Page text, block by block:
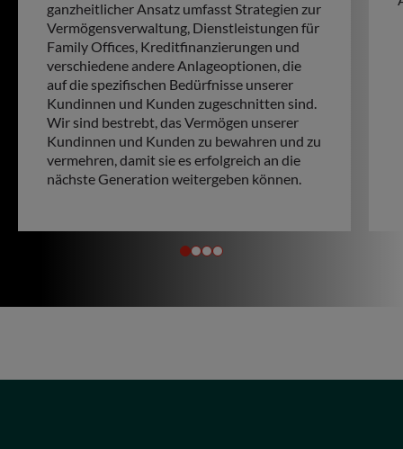
ganzheitlicher Ansatz umfasst Strategien zur
Vermögensverwaltung, Dienstleistungen für
Family Offices, Kreditfinanzierungen und
verschiedene andere Anlageoptionen, die
auf die spezifischen Bedürfnisse unserer
Kundinnen und Kunden zugeschnitten sind.
Wir sind bestrebt, das Vermögen unserer
Kundinnen und Kunden zu bewahren und zu
vermehren, damit sie es erfolgreich an die
nächste Generation weitergeben können.